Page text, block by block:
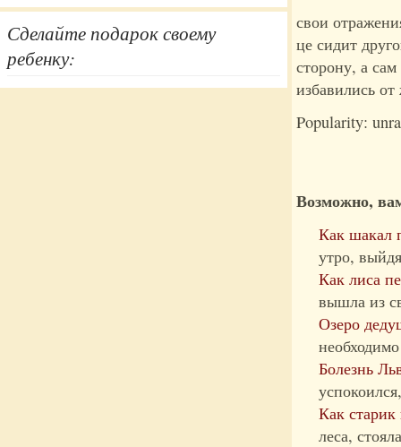
Сделайте подарок своему
ребенку:
свои
це сидит
сторону, а
избавились
Popularity:
Возможно,
Как шакал
утро,
Как лиса
вышла из
Озеро
Болезнь
Как
леса,